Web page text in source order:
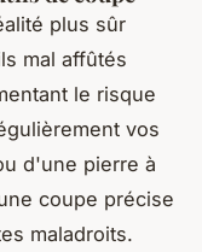
plus sûr
mal affûtés
le risque
vos
d'une pierre à
coupe précise
maladroits.